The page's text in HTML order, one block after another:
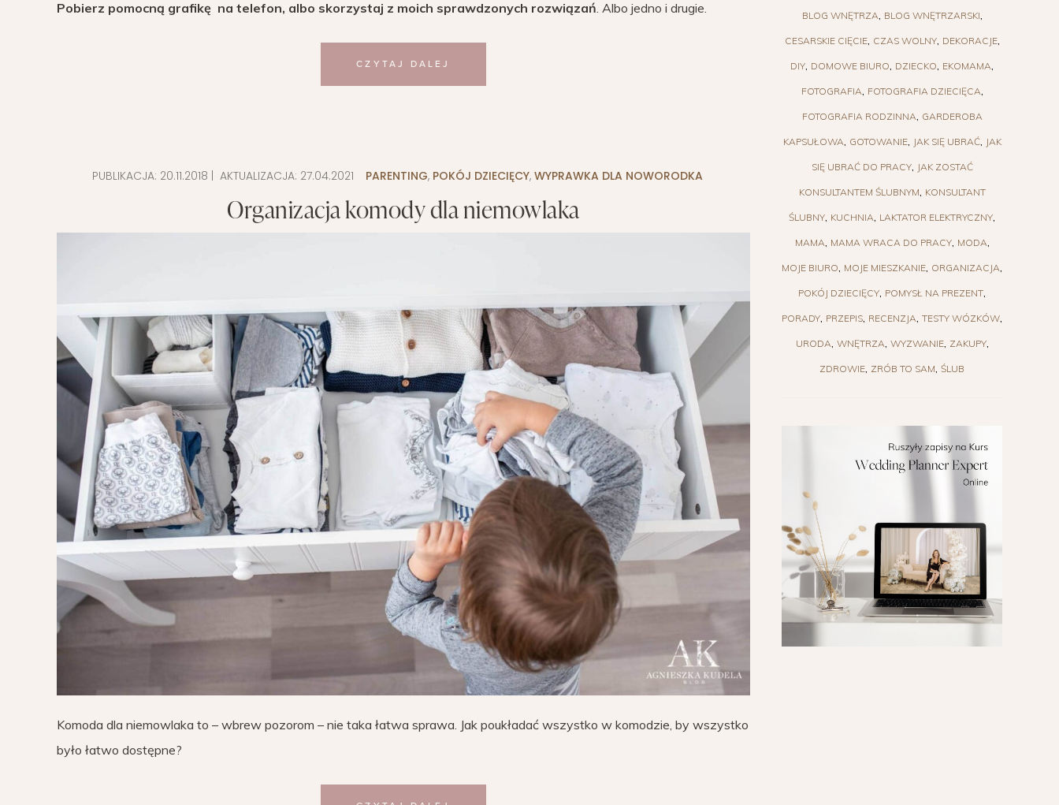
Pobierz pomocną grafikę na telefon, albo skorzystaj z moich sprawdzonych rozwiązań. Albo jedno i drugie.
CZYTAJ DALEJ
PUBLIKACJA: 20.11.2018 | AKTUALIZACJA: 27.04.2021 PARENTING, POKÓJ DZIECIĘCY, WYPRAWKA DLA NOWORODKA
Organizacja komody dla niemowlaka
Komoda dla niemowlaka to – wbrew pozorom – nie taka łatwa sprawa. Jak poukładać wszystko w komodzie, by wszystko
było łatwo dostępne?
BLOG WNĘTRZA BLOG WNĘTRZARSKI
CESARSKIE CIĘCIE CZAS WOLNY DEKORACJE
DIY DOMOWE BIURO DZIECKO EKOMAMA
FOTOGRAFIA FOTOGRAFIA DZIECIĘCA
FOTOGRAFIA RODZINNA GARDEROBA
KAPSUŁOWA GOTOWANIE JAK SIĘ UBRAĆ JAK
SIĘ UBRAĆ DO PRACY JAK ZOSTAĆ
KONSULTANTEM ŚLUBNYM KONSULTANT
ŚLUBNY KUCHNIA LAKTATOR ELEKTRYCZNY
MAMA MAMA WRACA DO PRACY MODA
MOJE BIURO MOJE MIESZKANIE ORGANIZACJA
POKÓJ DZIECIĘCY POMYSŁ NA PREZENT
PORADY PRZEPIS RECENZJA TESTY WÓZKÓW
URODA WNĘTRZA WYZWANIE ZAKUPY
ZDROWIE ZRÓB TO SAM ŚLUB